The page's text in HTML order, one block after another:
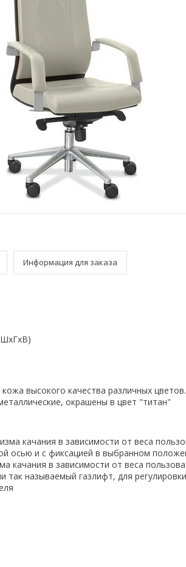
Информация для заказа
высокого качества различных цветов.
окрашены в цвет "титан"